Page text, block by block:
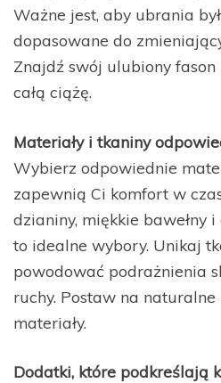
Ważne jest, aby ubrania
dopasowane do
Znajdź swój ulubiony
całą ciążę.
Materiały i tkaniny
Wybierz odpowiednie
zapewnią Ci komfort w
dzianiny, miękkie bawełny
to idealne wybory. Unikaj
powodować podrażnienia
ruchy. Postaw na
materiały.
Dodatki, które podkreślają